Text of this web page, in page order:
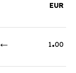
EUR
1.00
←